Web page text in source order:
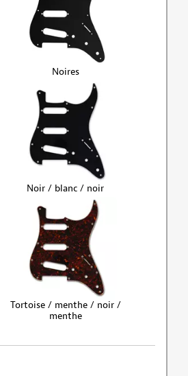
Noires
Noir / blanc / noir
Tortoise / menthe / noir /
menthe